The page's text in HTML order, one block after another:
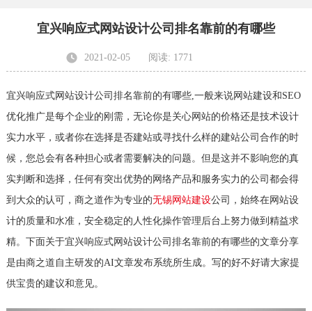
有哪些
宜兴响应式网站设计公司排名靠前的有哪些
2021-02-05 阅读: 1771
宜兴响应式网站设计公司排名靠前的有哪些,一般来说网站建设和SEO
优化推广是每个企业的刚需，无论你是关心网站的价格还是技术设计
实力水平，或者你在选择是否建站或寻找什么样的建站公司合作的时
候，您总会有各种担心或者需要解决的问题。但是这并不影响您的真
实判断和选择，任何有突出优势的网络产品和服务实力的公司都会得
到大众的认可，商之道作为专业的无锡网站建设公司，始终在网站设
计的质量和水准，安全稳定的人性化操作管理后台上努力做到精益求
精。下面关于宜兴响应式网站设计公司排名靠前的有哪些的文章分享
是由商之道自主研发的AI文章发布系统所生成。写的好不好请大家提
供宝贵的建议和意见。